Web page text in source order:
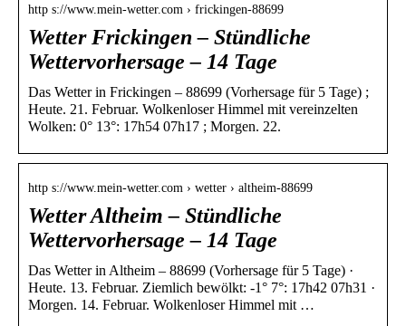
http s://www.mein-wetter.com › frickingen-88699
Wetter Frickingen – Stündliche
Wettervorhersage – 14 Tage
Das Wetter in Frickingen – 88699 (Vorhersage für 5 Tage) ;
Heute. 21. Februar. Wolkenloser Himmel mit vereinzelten
Wolken: 0° 13°: 17h54 07h17 ; Morgen. 22.
http s://www.mein-wetter.com › wetter › altheim-88699
Wetter Altheim – Stündliche
Wettervorhersage – 14 Tage
Das Wetter in Altheim – 88699 (Vorhersage für 5 Tage) ·
Heute. 13. Februar. Ziemlich bewölkt: -1° 7°: 17h42 07h31 ·
Morgen. 14. Februar. Wolkenloser Himmel mit …